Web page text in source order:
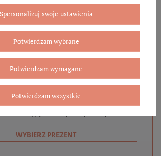
opakowanie gratis
zakupione w sklepie internetowym
jako gotowy do wręczenia upominek. Do
dołączamy pudełko ze skóry
WYBIERZ PREZENT
Spersonalizuj swoje ustawienia
Potwierdzam wybrane
Potwierdzam wymagane
Potwierdzam wszystkie